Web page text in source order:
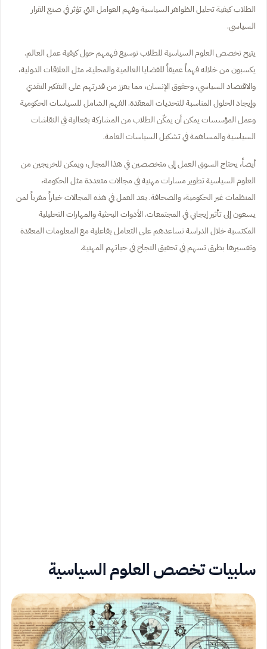
الطلاب كيفية تحليل الظواهر السياسية وفهم العوامل التي تؤثر في صنع القرار
السياسي.
يتيح تخصص العلوم السياسية للطلاب توسيع فهمهم حول كيفية عمل العالم.
يكسبون من خلاله فهماً عميقاً للقضايا العالمية والمحلية، مثل العلاقات الدولية،
والاقتصاد السياسي، وحقوق الإنسان، مما يعزز من قدرتهم على التفكير النقدي
وإيجاد الحلول المناسبة للتحديات المعقدة. الفهم الشامل للسياسات الحكومية
وعمل المؤسسات يمكن أن يمكّن الطلاب من المشاركة بفعالية في النقاشات
السياسية والمساهمة في تشكيل السياسات العامة.
أيضاً، يحتاج السوق العمل إلى متخصصين في هذا المجال، ويمكن للخريجين من
العلوم السياسية تطوير مسارات مهنية في مجالات متعددة مثل الحكومة،
المنظمات غير الحكومية، والصحافة. يعد العمل في هذه المجالات خياراً مغرياً لمن
يسعون إلى تأثير إيجابي في المجتمعات. الأدوات البحثية والمهارات التحليلية
المكتسبة خلال الدراسة تساعدهم على التعامل بفاعلية مع المعلومات المعقدة
وتفسيرها بطرق تسهم في تحقيق النجاح في حياتهم المهنية.
سلبيات تخصص العلوم السياسية